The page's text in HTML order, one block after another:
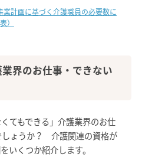
計画に基づく介護職員の必要数に
）
界のお仕事・できない
てもできる」介護業界のお仕
ょうか？ 介護関連の資格が
いくつか紹介します。